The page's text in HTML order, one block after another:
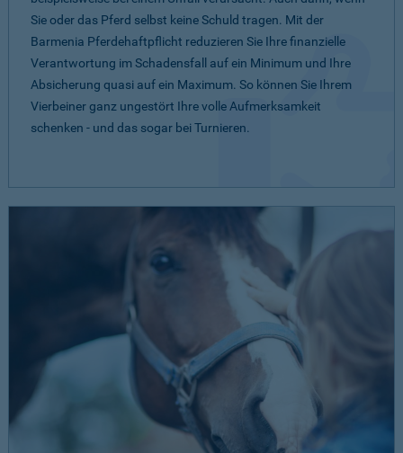
Sie oder das Pferd selbst keine Schuld tragen. Mit der
Barmenia Pferdehaftpflicht reduzieren Sie Ihre finanzielle
Verantwortung im Schadensfall auf ein Minimum und Ihre
Absicherung quasi auf ein Maximum. So können Sie Ihrem
Vierbeiner ganz ungestört Ihre volle Aufmerksamkeit
schenken - und das sogar bei Turnieren.